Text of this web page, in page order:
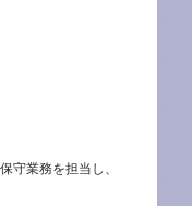
守業務を担当し、